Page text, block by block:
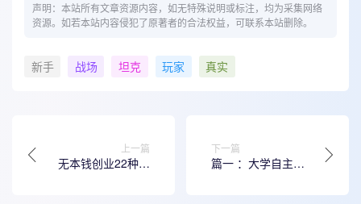
声明：本站所有文章资源内容，如无特殊说明或标注，均为采集网络
资源。如若本站内容侵犯了原著者的合法权益，可联系本站删除。
新手 战场 坦克 玩家 真实
上一篇
无本钱创业22种方
下一篇
篇一 ：大学自主创